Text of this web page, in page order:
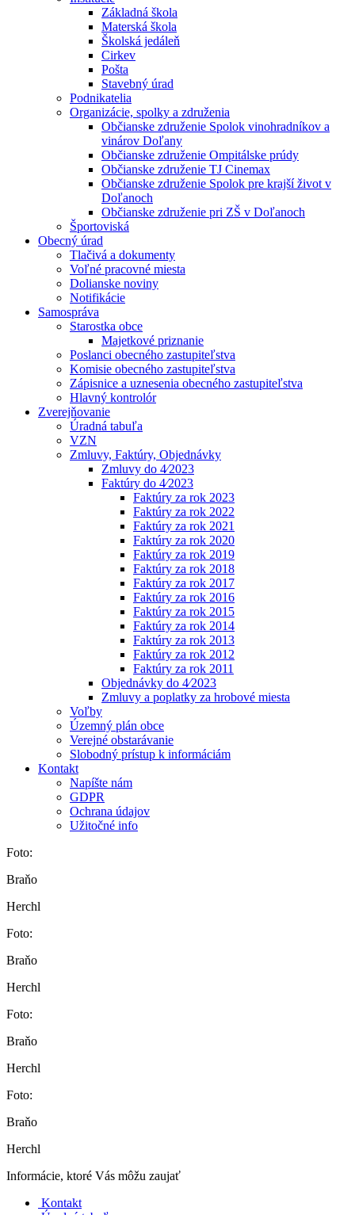
Základná škola
Materská škola
Školská jedáleň
Cirkev
Pošta
Stavebný úrad
Podnikatelia
Organizácie, spolky a združenia
Občianske združenie Spolok vinohradníkov a
vinárov Doľany
Občianske združenie Ompitálske prúdy
Občianske združenie TJ Cinemax
Občianske združenie Spolok pre krajší život v
Doľanoch
Občianske združenie pri ZŠ v Doľanoch
Športoviská
Obecný úrad
Tlačivá a dokumenty
Voľné pracovné miesta
Dolianske noviny
Notifikácie
Samospráva
Starostka obce
Majetkové priznanie
Poslanci obecného zastupiteľstva
Komisie obecného zastupiteľstva
Zápisnice a uznesenia obecného zastupiteľstva
Hlavný kontrolór
Zverejňovanie
Úradná tabuľa
VZN
Zmluvy, Faktúry, Objednávky
Zmluvy do 4⁄2023
Faktúry do 4⁄2023
Faktúry za rok 2023
Faktúry za rok 2022
Faktúry za rok 2021
Faktúry za rok 2020
Faktúry za rok 2019
Faktúry za rok 2018
Faktúry za rok 2017
Faktúry za rok 2016
Faktúry za rok 2015
Faktúry za rok 2014
Faktúry za rok 2013
Faktúry za rok 2012
Faktúry za rok 2011
Objednávky do 4⁄2023
Zmluvy a poplatky za hrobové miesta
Voľby
Územný plán obce
Verejné obstarávanie
Slobodný prístup k informáciám
Kontakt
Napíšte nám
GDPR
Ochrana údajov
Užitočné info
Foto:
Braňo
Herchl
Foto:
Braňo
Herchl
Foto:
Braňo
Herchl
Foto:
Braňo
Herchl
Informácie, ktoré Vás môžu zaujať
Kontakt